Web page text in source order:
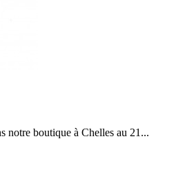
notre boutique à Chelles au 21...